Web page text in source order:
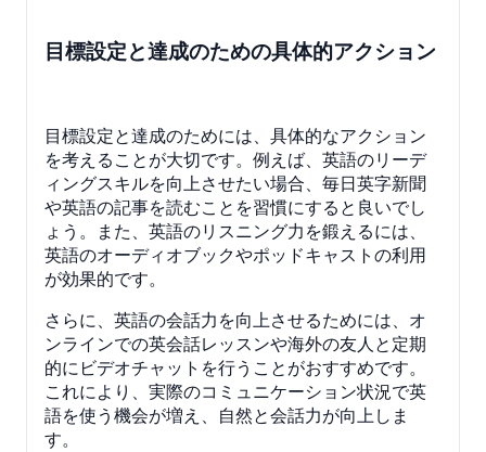
目標設定と達成のための具体的アクション
目標設定と達成のためには、具体的なアクション
を考えることが大切です。例えば、英語のリーデ
ィングスキルを向上させたい場合、毎日英字新聞
や英語の記事を読むことを習慣にすると良いでし
ょう。また、英語のリスニング力を鍛えるには、
英語のオーディオブックやポッドキャストの利用
が効果的です。
さらに、英語の会話力を向上させるためには、オ
ンラインでの英会話レッスンや海外の友人と定期
的にビデオチャットを行うことがおすすめです。
これにより、実際のコミュニケーション状況で英
語を使う機会が増え、自然と会話力が向上しま
す。